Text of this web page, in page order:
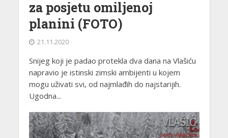
za posjetu omiljenoj
planini (FOTO)
21.11.2020
Snijeg koji je padao protekla dva dana na Vlašiću
napravio je istinski zimski ambijenti u kojem
mogu uživati svi, od najmlađih do najstarijih.
Ugodna...